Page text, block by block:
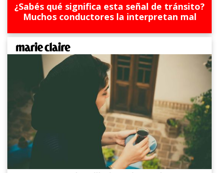
¿Sabés qué significa esta señal de tránsito?
Muchos conductores la interpretan mal